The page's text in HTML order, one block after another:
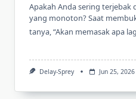
Apakah Anda sering terjebak
yang monoton? Saat
tanya, “Akan memasak apa
Delay-Sprey Jun 25, 2026